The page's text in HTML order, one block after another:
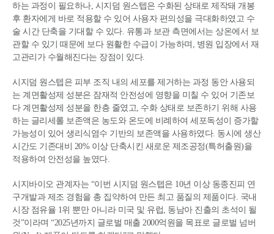
하는 과정이 필요하나, 시지덤 원스텝은 수화된 상태로 제작돼 개봉
후 환자에게 바로 적용할 수 있어 사용자 편의성을 극대화하였고 수
술 시간 단축을 기대할 수 있다. 유통과 보관 측면에서는 상온에서 보
관할 수 있기 때문에 보다 원활한 수급이 가능하며, 병원 입장에서 재
고관리가 수월해진다는 장점이 있다.
시지덤 원스텝은 피부 조직 내의 세포를 제거하는 과정 동안 사용되
는 계면활성제 성분은 잠재적 안전성에 영향을 미칠 수 있어 기존보
다 계면활성제 성분을 한층 줄였고, 수화 상태로 보존하기 위해 사용
하는 글리세롤 보존액은 농도와 온도에 비례하여 세포독성이 증가할
가능성이 있어 생리식염수 기반의 보존액을 사용하였다. 동시에 생산
시간도 기존대비 20% 이상 단축시킨 새로운 제조공정(특허출원)을
적용하여 안전성을 높였다.
시지바이오 관계자는 “이번 시지덤 원스텝은 10년 이상 동종진피 연
구개발과 제조 경험을 총 집약하여 만든 최고 품질의 제품이다. 국내
시장 점유율 1위 뿐만 아니라 미국 및 유럽, 동남아 진출의 초석이 될
것”이라며 “2025년까지 글로벌 매출 2000억원을 목표로 글로벌 넘버